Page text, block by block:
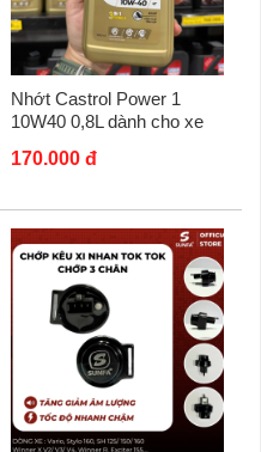
Nhớt Castrol Power 1
10W40 0,8L dành cho xe
170.000 đ